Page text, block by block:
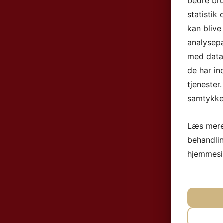
statistik
kan
med
de har
Læs